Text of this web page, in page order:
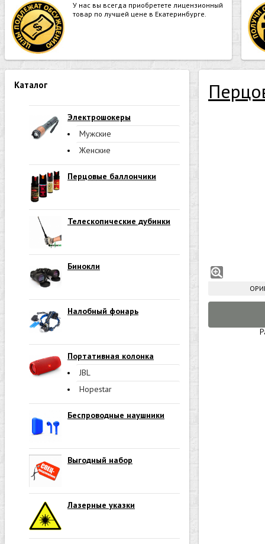
У нас вы всегда приобретете лицензионный
товар по лучшей цене в Екатеринбурге.
Каталог
Электрошокеры
Мужские
Женские
Перцовые баллончики
Телескопические дубинки
Бинокли
Налобный фонарь
Портативная колонка
JBL
Hopestar
Беспроводные наушники
Выгодный набор
Лазерные указки